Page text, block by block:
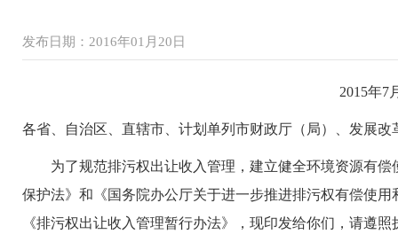
发布日期：2016年01月20日
2015年7
各省、自治区、直辖市、计划单列市财政厅（局）、发展
为了规范排污权出让收入管理，建立健全环境资源有偿
保护法》和《国务院办公厅关于进一步推进排污权有偿使
《排污权出让收入管理暂行办法》，现印发给你们，请遵照